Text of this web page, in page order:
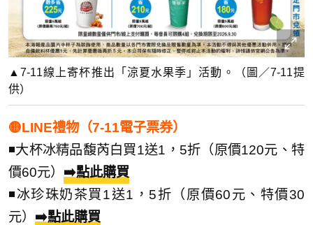
▲7-11線上寄杯推出「涼夏水果季」活動。（圖／7-11提
供）
🟡LINE禮物（7-11電子票券）
◾大杯冰精品馥芮白買1送1，5折（原價120元、特
價60元） ➡️點此購買
◾冰珍珠奶茶買1送1，5折（原價60元、特價30
元） ➡️點此購買